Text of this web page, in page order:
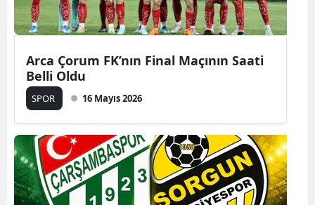
Arca Çorum FK’nın Final Maçının Saati
Belli Oldu
SPOR 16 Mayıs 2026